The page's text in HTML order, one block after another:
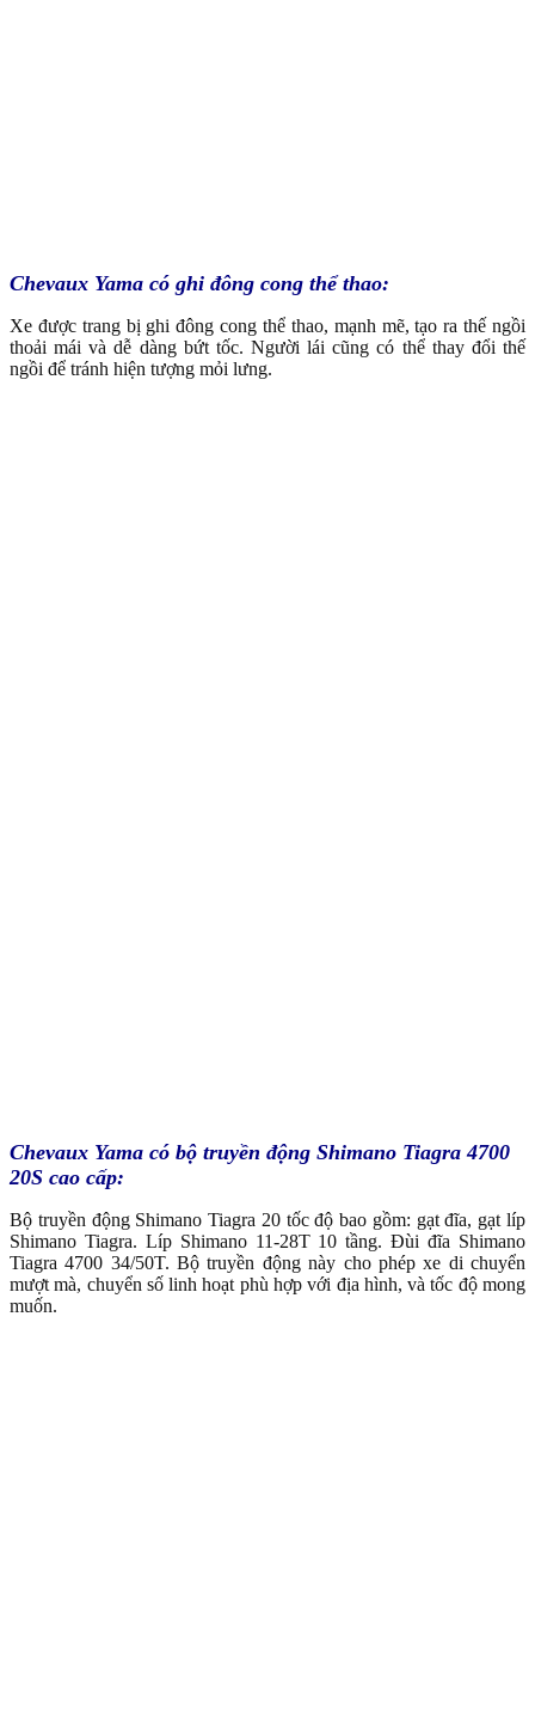
Chevaux Yama có ghi đông cong thể thao:
Xe được trang bị ghi đông cong thể thao, mạnh mẽ, tạo ra thế ngồi
thoải mái và dễ dàng bứt tốc. Người lái cũng có thể thay đổi thế
ngồi để tránh hiện tượng mỏi lưng.
Chevaux Yama có bộ truyền động Shimano Tiagra 4700
20S cao cấp:
Bộ truyền động Shimano Tiagra 20 tốc độ bao gồm: gạt đĩa, gạt líp
Shimano Tiagra. Líp Shimano 11-28T 10 tầng. Đùi đĩa Shimano
Tiagra 4700 34/50T. Bộ truyền động này cho phép xe di chuyển
mượt mà, chuyển số linh hoạt phù hợp với địa hình, và tốc độ mong
muốn.